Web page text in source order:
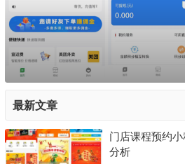
最新文章
门店课程预约
分析